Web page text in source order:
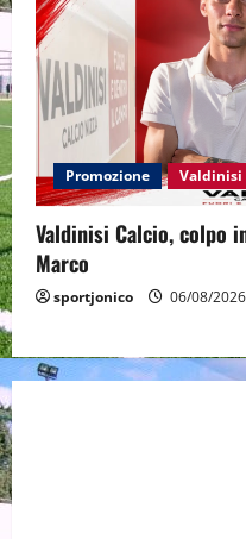
Promozione Valdinisi
Valdinisi Calcio, colpo
Marco
sportjonico 06/08/2026